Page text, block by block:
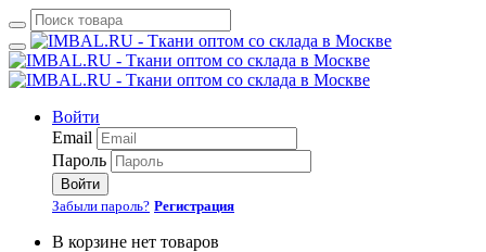
Войти
Email
Пароль
Войти
Забыли пароль? Регистрация
В корзине нет товаров